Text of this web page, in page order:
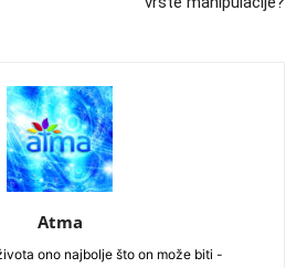
Atma
ono najbolje što on može biti -